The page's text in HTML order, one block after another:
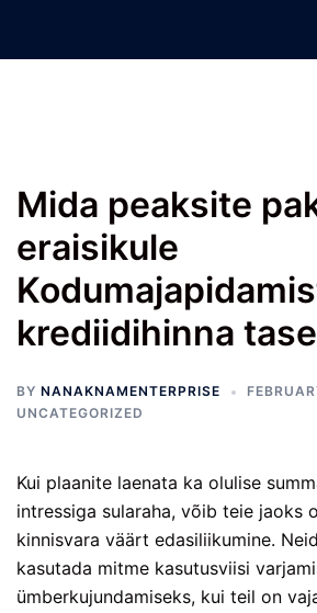
Mida peaksite
eraisikule
krediidihinna tase
BY NANAKNAMENTERPRISE
UNCATEGORIZED
Kui plaanite laenata ka olulise
intressiga sularaha, võib teie jaoks
kinnisvara väärt edasiliikumine.
kasutada mitme kasutusviisi
ümberkujundamiseks, kui teil on